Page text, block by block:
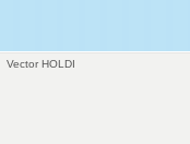
Vector HOLDI